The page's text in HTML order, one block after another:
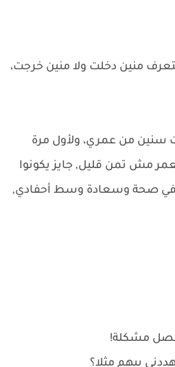
منين دخلت ولا منين خرجت،
سنين من عمري، ولأول مرة
مش تمن قليل, جايز يكونوا
في صحة وسعادة وسط أحفادي,
مشكلة!
بيهم مثلا؟